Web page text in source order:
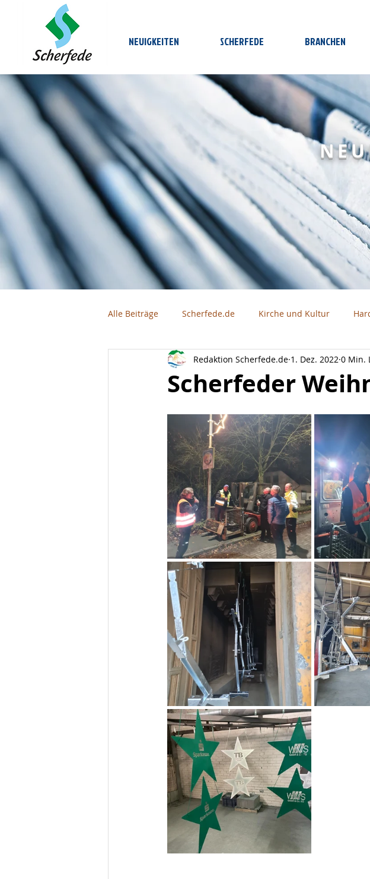
NEUIGKEITEN SCHERFEDE BRANCHEN
Alle Beiträge Scherfede.de Kirche und Kultur
Vereine
Scherfeder
Redaktion Scherfede.de 1. Dez. 2022 0 Min.